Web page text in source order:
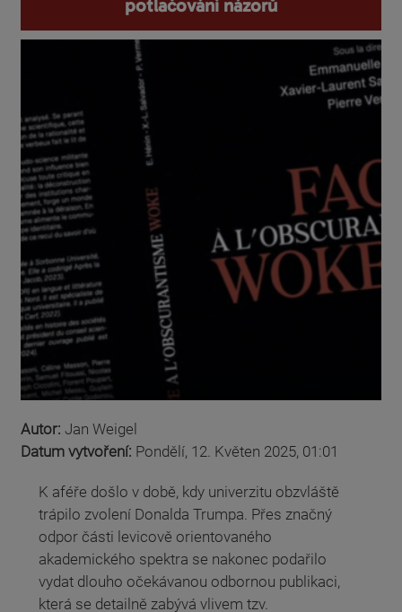
potlačování názorů
Autor: Jan Weigel
Datum vytvoření: Pondělí, 12. Květen 2025, 01:01
K aféře došlo v době, kdy univerzitu obzvláště
trápilo zvolení Donalda Trumpa. Přes značný
odpor části levicově orientovaného
akademického spektra se nakonec podařilo
vydat dlouho očekávanou odbornou publikaci,
která se detailně zabývá vlivem tzv.